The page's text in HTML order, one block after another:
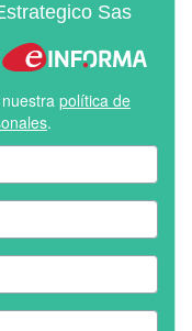
Sas
política de
.